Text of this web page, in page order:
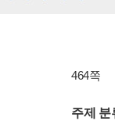
464쪽
주제 분